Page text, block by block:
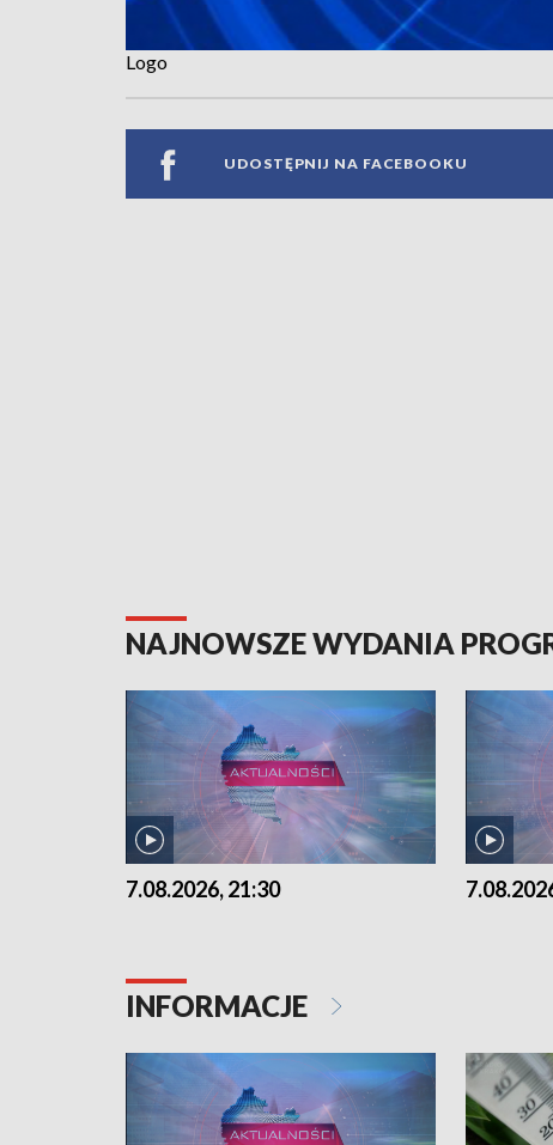
Logo
UDOSTĘPNIJ NA FACEBOOKU
NAJNOWSZE WYDANIA
7.08.2026, 21:30
INFORMACJE